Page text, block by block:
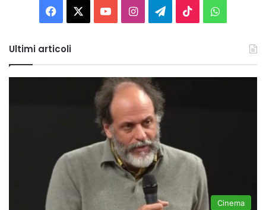
Facebook You InstagramTelegram
TikTok
Ultimi articoli
Cinema